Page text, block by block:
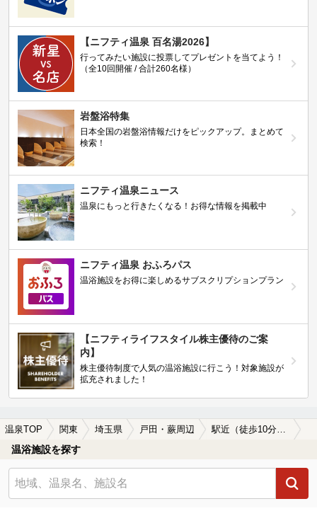
【ニフティ温泉 百名湯2026】
行ってみたい施設に投票してプレゼントを当てよう！
（全10回開催 / 合計260名様）
岩盤浴特集
日本全国の岩盤浴情報だけをピックアップ。まとめて
検索！
ニフティ温泉ニュース
温泉にもっと行きたくなる！お得な情報を掲載中
ニフティ温泉 おふろパス
温浴施設をお得に楽しめるサブスクリプションプラン
【ニフティライフスタイル株主優待のご案
内】
株主優待制度で人気の温浴施設に行こう！対象施設が
拡充されました！
温泉TOP 関東 埼玉県 戸田・蕨周辺 駅近（徒歩10分以内）の戸田・蕨周辺の温泉、日帰り温泉、スーパー銭湯おすすめ
温浴施設を探す